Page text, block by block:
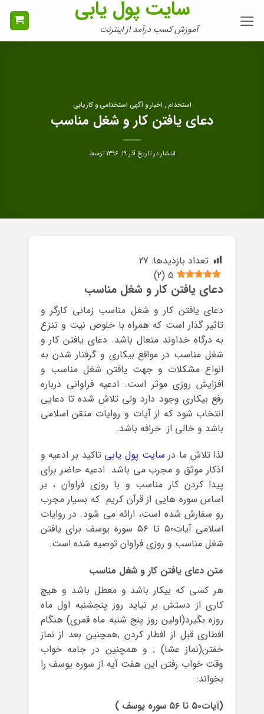
سایت پول یابی
آموزش کسب درآمد از اینترنت
استخدام , اخبار و آگهی استخدامی و کاریابی
دعای یافتن کار و شغل مناسب
انتشار در تاریخآذر ۱۹, ۱۳۹۶ توسط
تعداد بازدیدها: 27
5
(
2
)
دعای یافتن کار و شغل مناسب
دعای یافتن کار و شغل مناسب زمانی کارگر و
تاثیر گذار است که همراه با خلوص نیت و تنزع
به درگاه خداوند متعال باشد. دعای یافتن کار و
شغل مناسب در مواقع بیکاری و گرفتار شدن به
انواع مشکلات و جهت یافتن شغل مناسب و
افزایش روزی موثر است. ادعیه فراوانی درباره
رفع بیکاری وجود دارد ولی تلاش شده تا دعایی
انتخاب شود که از آیات و روایات متقن اسلامی
باشد و خالی از خرافه باشد.
لذا تلاش ما در سایت پول یابی تاکید بر ادعیه و
اذکار موثق و مجرب می باشد. ادعیه حاضر برای
پیدا کردن کار مناسب و با روزی فراوان ، بر
اساس سوره هایی از قرآن کریم که بسیار مجرب
رو سفارش شده است، ارائه می شود. در روایات
اسلامی آیات۵۰ تا ۵۶ سوره یوسف برای یافتن
شغل مناسب و روزی فراوان توصیه شده است.
متن دعای یافتن کار و شغل مناسب
هر کسی که بیکار باشد و معطل باشد و هیچ
کاری از دستش بر نیاید روز پنجشنبه اول ماه
روزه بگیرد(اولین روز پنج شنبه ماه قمری) هنگام
افطاری قبل از افطار کردن ,همچنین بعد از نماز
خفتن(نماز عشا) , و همچنین در جامه خواب
وقت خواب رفتن این هفت آیه از سوره یوسف را
بخواند:
(آیات۵۰ تا ۵۶ سوره یوسف )